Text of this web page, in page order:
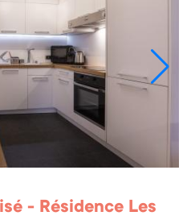
- Résidence Les